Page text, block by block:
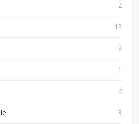
2
12
9
1
4
3